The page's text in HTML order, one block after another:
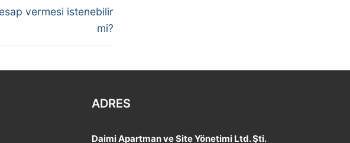
vermesi istenebilir
mi?
ADRES
Daimi Apartman ve Site Yönetimi Ltd. Şti.